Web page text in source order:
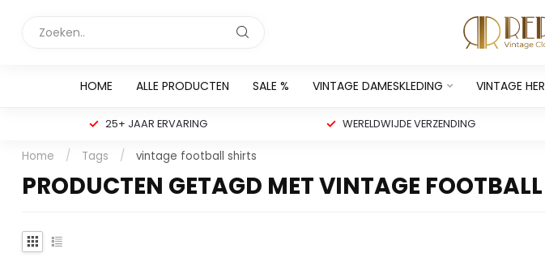
HOME ALLE PRODUCTEN SALE % VINTAGE DAMESKLEDING VINTAGE
25+ JAAR ERVARING WERELDWIJDE VERZENDING
Home / Tags / vintage football shirts
PRODUCTEN GETAGD MET VINTAGE